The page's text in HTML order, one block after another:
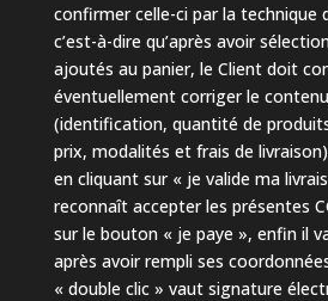
confirmer celle-ci par la technique
c’est-à-dire qu’après avoir
ajoutés au panier, le Client doit
éventuellement corriger le
(identification, quantité de
prix, modalités et frais de
en cliquant sur « je valide ma
reconnaît accepter les présentes
sur le bouton « je paye », enfin il
après avoir rempli ses
« double clic » vaut signature